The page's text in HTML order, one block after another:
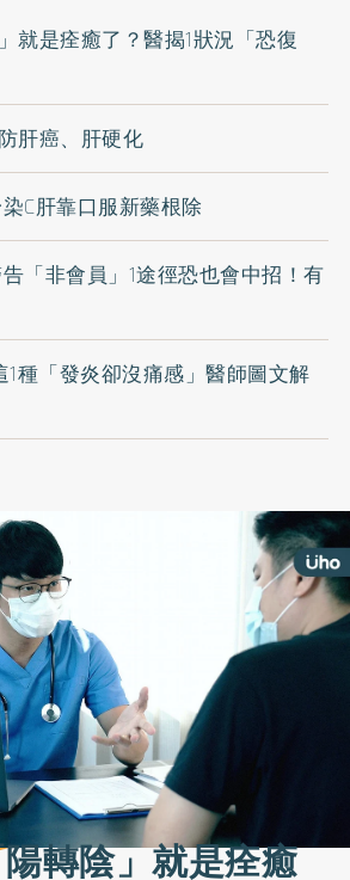
就是痊癒了？醫揭1狀況「恐復
肝癌、肝硬化
C肝靠口服新藥根除
「非會員」1途徑恐也會中招！有
種「發炎卻沒痛感」醫師圖文解
轉陰」就是痊癒